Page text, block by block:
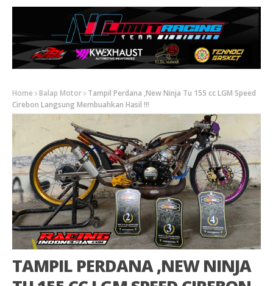
Home Balap Motor
Tampil Perdana ,New Ninja Tu 155 cc LGM Speed
Cirebon Langsung Membuahkan Hasil !!!
TAMPIL PERDANA ,NEW NINJA